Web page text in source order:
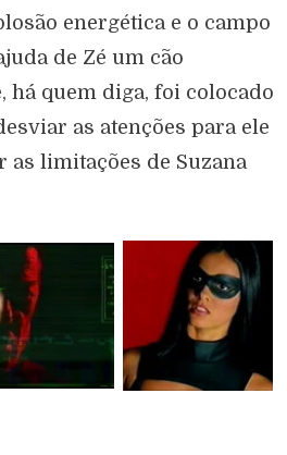
energética e o campo
de Zé um cão
há quem diga, foi colocado
as atenções para ele
as limitações de Suzana